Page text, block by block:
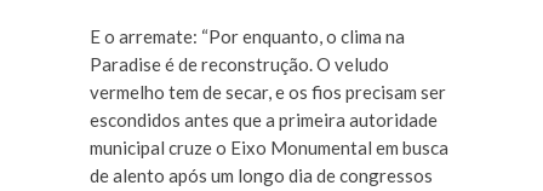
E o arremate: “Por enquanto, o clima na
Paradise é de reconstrução. O veludo
vermelho tem de secar, e os fios precisam ser
escondidos antes que a primeira autoridade
municipal cruze o Eixo Monumental em busca
de alento após um longo dia de congressos